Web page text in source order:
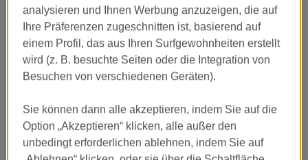
Das Hotel befindet sich in einem
imposanten Herrenhaus neugotischer
Inspiration, das Casa Enric Batlló, das
zwischen 1895 und 1896 vom
vormodernistischen Architekten, Josep
Vilaseca i Casanovas, in Auftrag vom
Industriellen, Enric Batlló, gebaut
wurde.
analysieren und Ihnen Werbung anzuzeigen, die auf
Ihre Präferenzen zugeschnitten ist, basierend auf
einem Profil, das aus Ihren Surfgewohnheiten erstellt
wird (z. B. besuchte Seiten oder die Integration von
Besuchen von verschiedenen Geräten).
Sie können dann alle akzeptieren, indem Sie auf die
Option „Akzeptieren“ klicken, alle außer den
unbedingt erforderlichen ablehnen, indem Sie auf